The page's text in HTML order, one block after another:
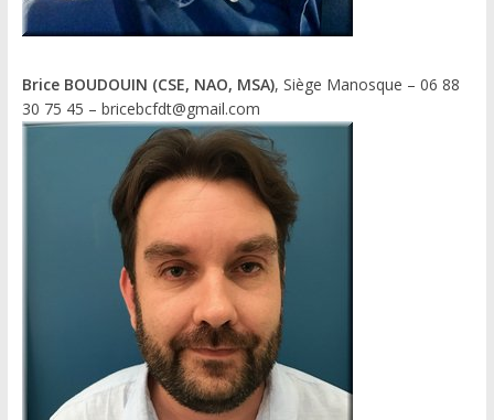
Brice BOUDOUIN (CSE, NAO, MSA), Siège Manosque – 06 88
30 75 45 – bricebcfdt@gmail.com